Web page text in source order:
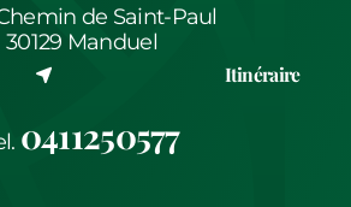
de Saint-Paul
30129 Manduel
Itinéraire
0411250577